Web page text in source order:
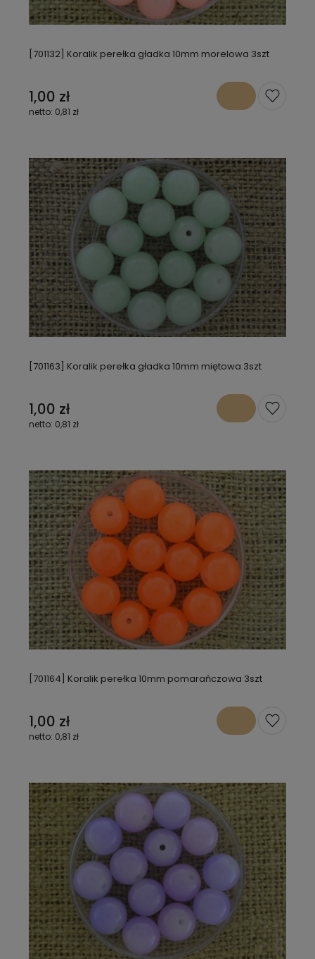
[701132] Koralik perełka gładka 10mm morelowa 3szt
1,00 zł
0,81 zł
[701163] Koralik perełka gładka 10mm miętowa 3szt
1,00 zł
0,81 zł
[701164] Koralik perełka 10mm pomarańczowa 3szt
1,00 zł
0,81 zł